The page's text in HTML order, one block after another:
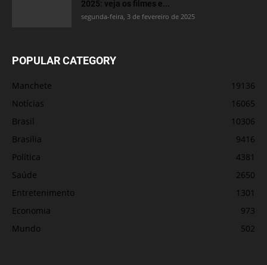
2025: veja os filmes e...
segunda-feira, 3 de fevereiro de 2025
POPULAR CATEGORY
Manchete
19136
Notícias
16065
Brasil
10306
Brasília
9416
Política
4381
Saúde
2650
Entretenimento
1301
Economia
973
Mundo
502